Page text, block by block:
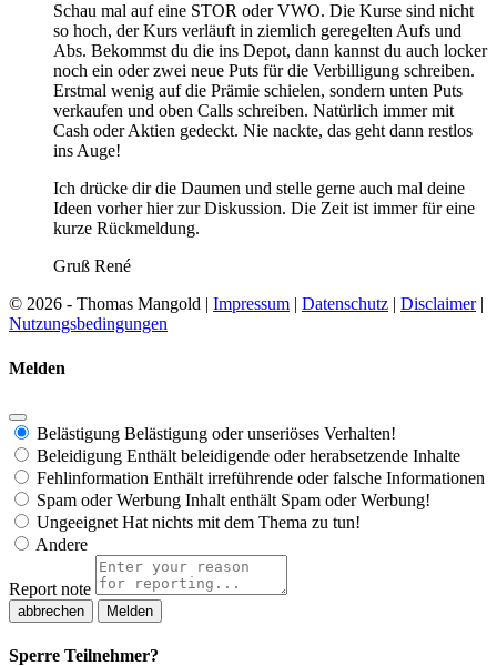
Schau mal auf eine STOR oder VWO. Die Kurse sind nicht
so hoch, der Kurs verläuft in ziemlich geregelten Aufs und
Abs. Bekommst du die ins Depot, dann kannst du auch locker
noch ein oder zwei neue Puts für die Verbilligung schreiben.
Erstmal wenig auf die Prämie schielen, sondern unten Puts
verkaufen und oben Calls schreiben. Natürlich immer mit
Cash oder Aktien gedeckt. Nie nackte, das geht dann restlos
ins Auge!
Ich drücke dir die Daumen und stelle gerne auch mal deine
Ideen vorher hier zur Diskussion. Die Zeit ist immer für eine
kurze Rückmeldung.
Gruß René
© 2026 - Thomas Mangold | Impressum | Datenschutz | Disclaimer|
Nutzungsbedingungen
Melden
Belästigung Belästigung oder unseriöses Verhalten!
Beleidigung Enthält beleidigende oder herabsetzende Inhalte
Fehlinformation Enthält irreführende oder falsche Informationen
Spam oder Werbung Inhalt enthält Spam oder Werbung!
Ungeeignet Hat nichts mit dem Thema zu tun!
Andere
Report note
Melden
Sperre Teilnehmer?